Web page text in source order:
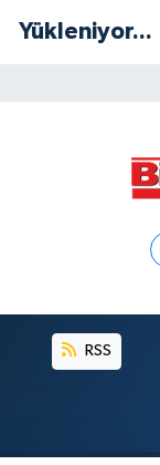
Yükleniyor...
RSS